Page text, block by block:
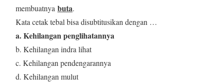
membuatnya buta.
Kata cetak tebal bisa disubtitusikan dengan …
a. Kehilangan penglihatannya
b. Kehilangan indra lihat
c. Kehilangan pendengarannya
d. Kehilangan mulut